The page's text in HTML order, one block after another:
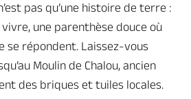
pas qu’une histoire de terre :
une parenthèse douce où
se répondent. Laissez-vous
Moulin de Chalou, ancien
des briques et tuiles locales.